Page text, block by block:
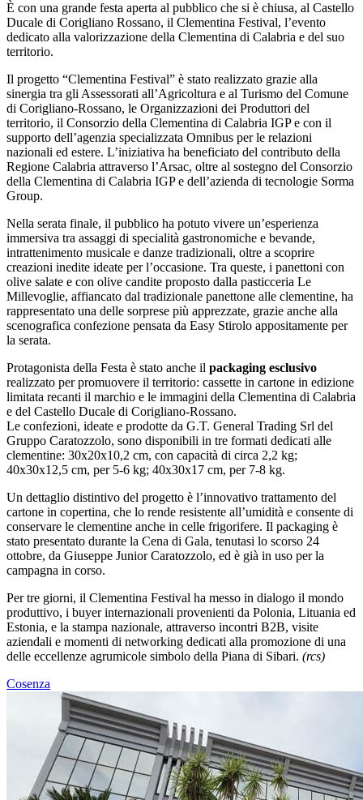
È con una grande festa aperta al pubblico che si è chiusa, al Castello
Ducale di Corigliano Rossano, il Clementina Festival, l’evento
dedicato alla valorizzazione della Clementina di Calabria e del suo
territorio.
Il progetto “Clementina Festival” è stato realizzato grazie alla
sinergia tra gli Assessorati all’Agricoltura e al Turismo del Comune
di Corigliano-Rossano, le Organizzazioni dei Produttori del
territorio, il Consorzio della Clementina di Calabria IGP e con il
supporto dell’agenzia specializzata Omnibus per le relazioni
nazionali ed estere. L’iniziativa ha beneficiato del contributo della
Regione Calabria attraverso l’Arsac, oltre al sostegno del Consorzio
della Clementina di Calabria IGP e dell’azienda di tecnologie Sorma
Group.
Nella serata finale, il pubblico ha potuto vivere un’esperienza
immersiva tra assaggi di specialità gastronomiche e bevande,
intrattenimento musicale e danze tradizionali, oltre a scoprire
creazioni inedite ideate per l’occasione. Tra queste, i panettoni con
olive salate e con olive candite proposto dalla pasticceria Le
Millevoglie, affiancato dal tradizionale panettone alle clementine, ha
rappresentato una delle sorprese più apprezzate, grazie anche alla
scenografica confezione pensata da Easy Stirolo appositamente per
la serata.
Protagonista della Festa è stato anche il packaging esclusivo
realizzato per promuovere il territorio: cassette in cartone in edizione
limitata recanti il marchio e le immagini della Clementina di Calabria
e del Castello Ducale di Corigliano-Rossano.
Le confezioni, ideate e prodotte da G.T. General Trading Srl del
Gruppo Caratozzolo, sono disponibili in tre formati dedicati alle
clementine: 30x20x10,2 cm, con capacità di circa 2,2 kg;
40x30x12,5 cm, per 5-6 kg; 40x30x17 cm, per 7-8 kg.
Un dettaglio distintivo del progetto è l’innovativo trattamento del
cartone in copertina, che lo rende resistente all’umidità e consente di
conservare le clementine anche in celle frigorifere. Il packaging è
stato presentato durante la Cena di Gala, tenutasi lo scorso 24
ottobre, da Giuseppe Junior Caratozzolo, ed è già in uso per la
campagna in corso.
Per tre giorni, il Clementina Festival ha messo in dialogo il mondo
produttivo, i buyer internazionali provenienti da Polonia, Lituania ed
Estonia, e la stampa nazionale, attraverso incontri B2B, visite
aziendali e momenti di networking dedicati alla promozione di una
delle eccellenze agrumicole simbolo della Piana di Sibari. (rcs)
Cosenza